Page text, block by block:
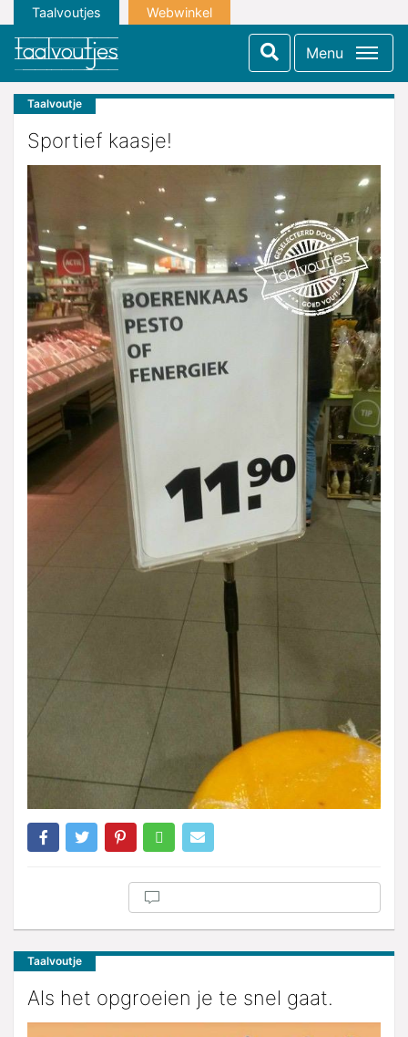
Taalvoutjes Webwinkel
Menu
Taalvoutje
Sportief kaasje!
Taalvoutje
Als het opgroeien je te snel gaat.